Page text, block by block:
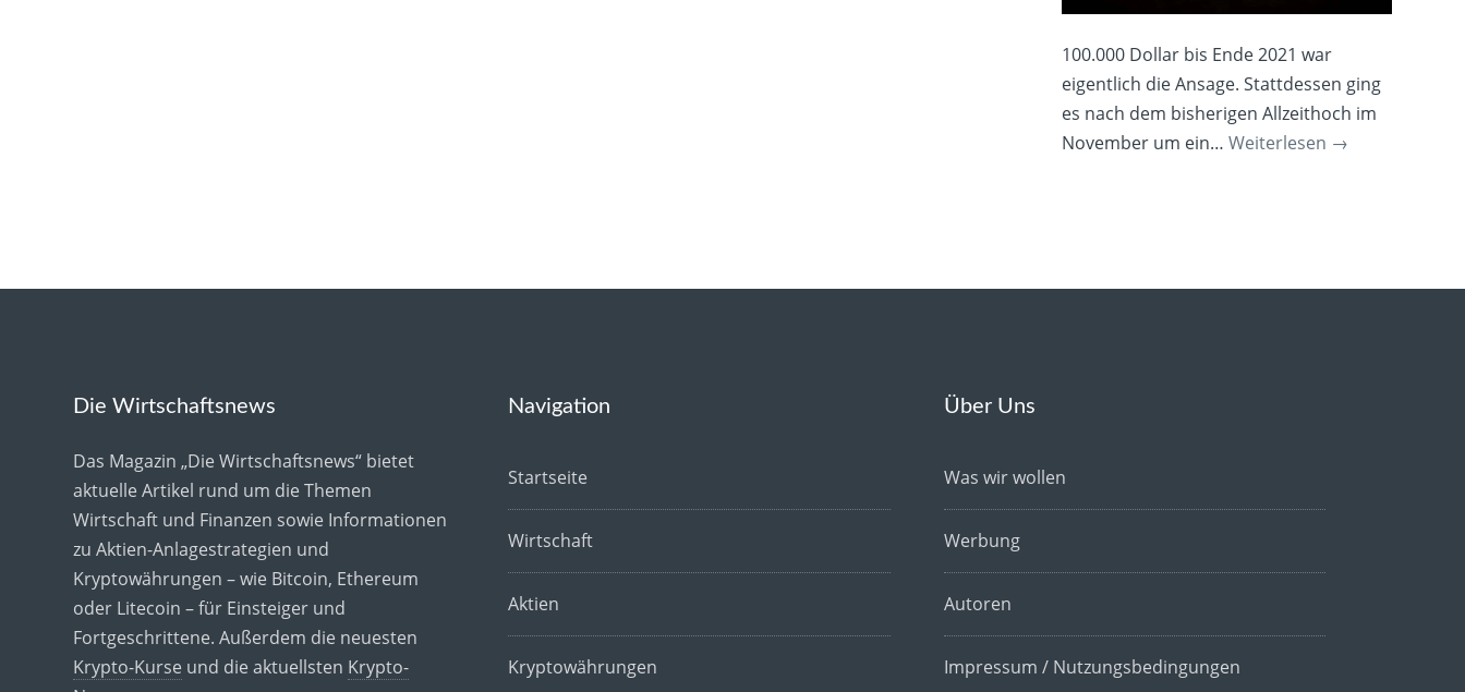
100.000 Dollar bis Ende 2021 war
eigentlich die Ansage. Stattdessen ging
es nach dem bisherigen Allzeithoch im
November um ein…Weiterlesen →
Die Wirtschaftsnews
Das Magazin „Die Wirtschaftsnews“ bietet
aktuelle Artikel rund um die Themen
Wirtschaft und Finanzen sowie Informationen
zu Aktien-Anlagestrategien und
Kryptowährungen – wie Bitcoin, Ethereum
oder Litecoin – für Einsteiger und
Fortgeschrittene. Außerdem die neuesten
Krypto-Kurse und die aktuellsten Krypto-
Navigation
Startseite
Wirtschaft
Aktien
Kryptowährungen
Über Uns
Was wir wollen
Werbung
Autoren
Impressum / Nutzungsbedingungen